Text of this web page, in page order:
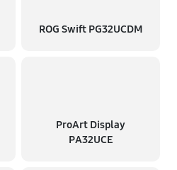
ROG Swift PG32UCDM
ProArt Display
PA32UCE